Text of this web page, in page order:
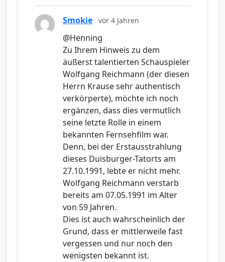
Smokie vor 4 Jahren
@Henning
Zu Ihrem Hinweis zu dem
äußerst talentierten Schauspieler
Wolfgang Reichmann (der diesen
Herrn Krause sehr authentisch
verkörperte), möchte ich noch
ergänzen, dass dies vermutlich
seine letzte Rolle in einem
bekannten Fernsehfilm war.
Denn, bei der Erstausstrahlung
dieses Duisburger-Tatorts am
27.10.1991, lebte er nicht mehr.
Wolfgang Reichmann verstarb
bereits am 07.05.1991 im Alter
von 59 Jahren.
Dies ist auch wahrscheinlich der
Grund, dass er mittlerweile fast
vergessen und nur noch den
wenigsten bekannt ist.